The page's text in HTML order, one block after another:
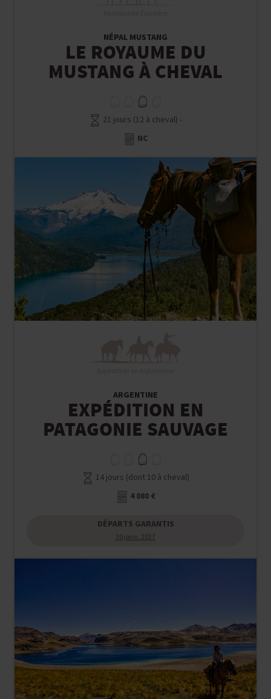
NÉPAL MUSTANG
LE ROYAUME DU
MUSTANG À CHEVAL
21 jours (12 à cheval) -
NC
ARGENTINE
EXPÉDITION EN
PATAGONIE SAUVAGE
14 jours (dont 10 à cheval)
4 080 €
DÉPARTS GARANTIS
30 janv. 2027